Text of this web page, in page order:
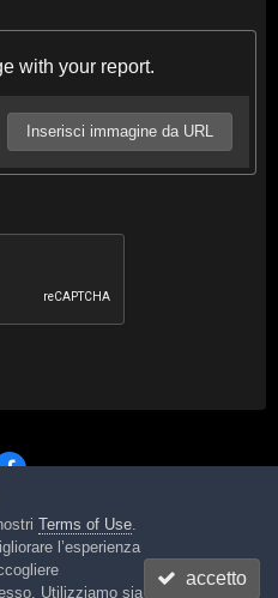
with your report.
Inserisci immagine da URL
Contattaci Cookies
Community
Terms of Use.
l’esperienza
Utilizziamo sia
accetto